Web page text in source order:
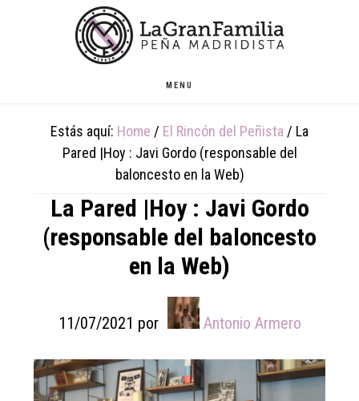
MENU
Estás aquí: Home / El Rincón del Peñista / La
Pared |Hoy : Javi Gordo (responsable del
baloncesto en la Web)
La Pared |Hoy : Javi Gordo
(responsable del baloncesto
en la Web)
11/07/2021 por Antonio Armero